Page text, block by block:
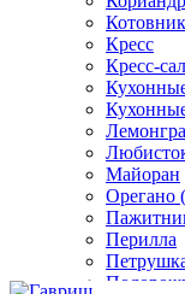
Котовник
Кресс
Кресс-
Майоран
Орегано
Перилла